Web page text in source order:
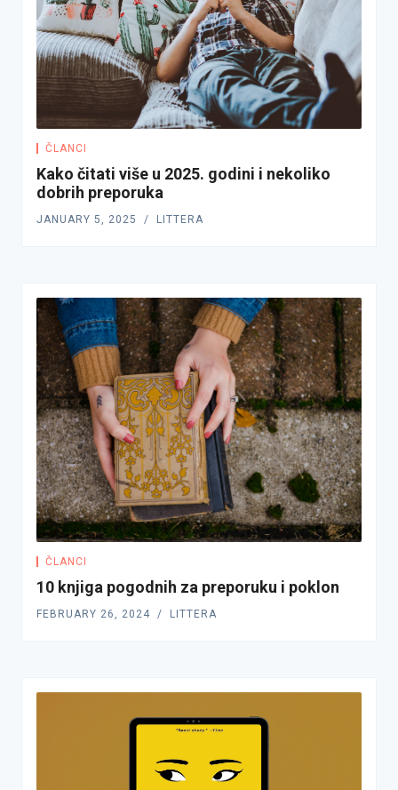
ČLANCI
Kako čitati više u 2025. godini i nekoliko
dobrih preporuka
JANUARY 5, 2025 LITTERA
ČLANCI
10 knjiga pogodnih za preporuku i poklon
FEBRUARY 26, 2024 LITTERA